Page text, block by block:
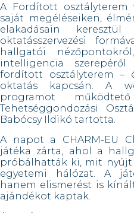
A Fordított osztályterem
saját megéléseiken,
elakadásain
oktatásszervezési
hallgatói
intelligencia
fordított osztályterem –
oktatás kapcsán. A
programot
Tehetséggondozási
Babócsy Ildikó tartotta.
A napot a CHARM-EU
játéka zárta, ahol a
próbálhatták ki, mit nyújt
egyetemi hálózat. A
hanem elismerést is
ajándékot kaptak.